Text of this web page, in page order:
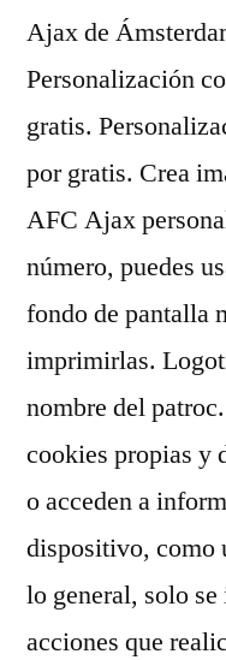
Ajax de
Personalización
gratis.
por gratis. Crea
AFC Ajax
número, puedes
fondo de pantalla
imprimirlas.
nombre del
cookies propias y
o acceden a
dispositivo, como
lo general, solo se
acciones que